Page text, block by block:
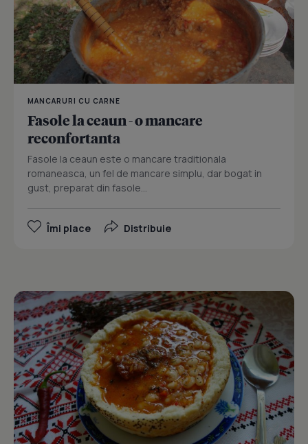
MANCARURI CU CARNE
Fasole la ceaun - o mancare
reconfortanta
Fasole la ceaun este o mancare traditionala
romaneasca, un fel de mancare simplu, dar bogat in
gust, preparat din fasole...
Îmi place Distribuie